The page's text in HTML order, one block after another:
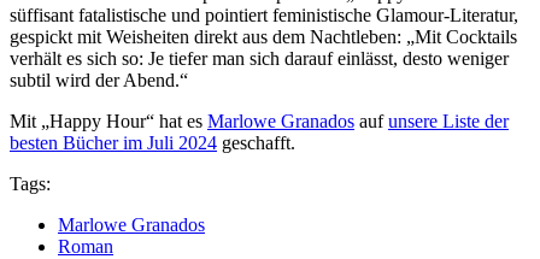
süffisant fatalistische und pointiert feministische Glamour-Literatur,
gespickt mit Weisheiten direkt aus dem Nachtleben: „Mit Cocktails
verhält es sich so: Je tiefer man sich darauf einlässt, desto weniger
subtil wird der Abend.“
Mit „Happy Hour“ hat es Marlowe Granados aufunsere Liste der
besten Bücher im Juli 2024 geschafft.
Tags:
Marlowe Granados
Roman